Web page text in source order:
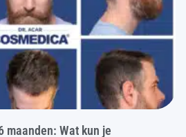
maanden: Wat kun je